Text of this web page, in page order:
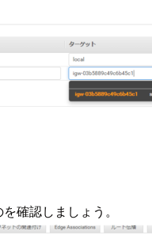
確認しましょう。